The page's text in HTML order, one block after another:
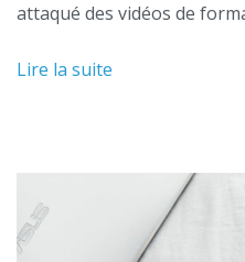
attaqué des vidéos de
Lire la suite